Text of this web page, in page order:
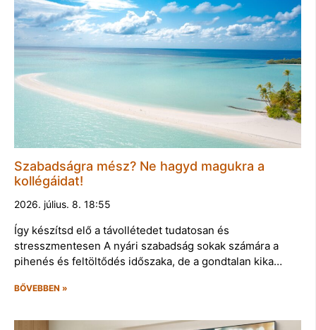
Szabadságra mész? Ne hagyd magukra a
kollégáidat!
2026. július. 8. 18:55
Így készítsd elő a távollétedet tudatosan és
stresszmentesen A nyári szabadság sokak számára a
pihenés és feltöltődés időszaka, de a gondtalan kika…
BŐVEBBEN »